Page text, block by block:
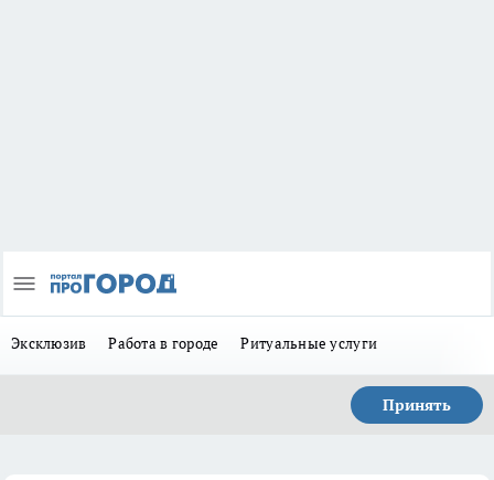
Эксклюзив Работа в городе Ритуальные услуги
Принять